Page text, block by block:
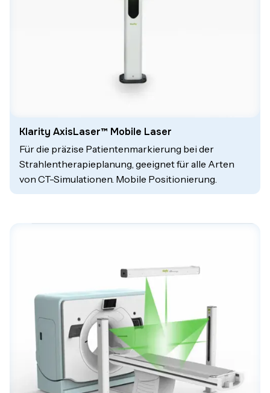
Klarity AxisLaser™ Mobile Laser
Für die präzise Patientenmarkierung bei der
Strahlentherapieplanung, geeignet für alle Arten
von CT-Simulationen. Mobile Positionierung.